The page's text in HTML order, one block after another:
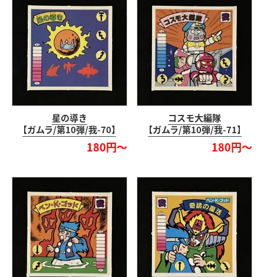
星の導き
【ガムラ/第10弾/我-70】
180円～
コスモ大編隊
【ガムラ/第10弾/我-71】
180円～